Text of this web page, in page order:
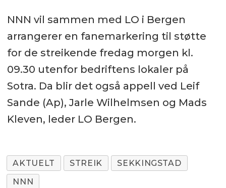
NNN vil sammen med LO i Bergen
arrangerer en fanemarkering til støtte
for de streikende fredag morgen kl.
09.30 utenfor bedriftens lokaler på
Sotra. Da blir det også appell ved Leif
Sande (Ap), Jarle Wilhelmsen og Mads
Kleven, leder LO Bergen.
AKTUELT STREIK
SEKKINGSTAD
NNN